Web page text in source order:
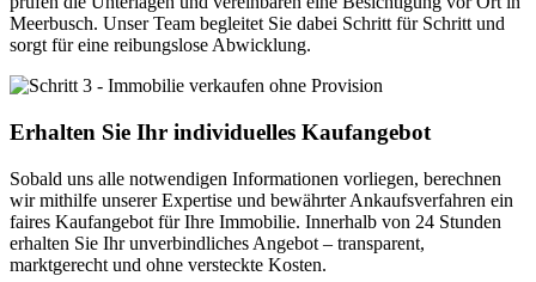
Meerbusch. Unser Team begleitet Sie dabei Schritt für Schritt und
sorgt für eine reibungslose Abwicklung.
Erhalten Sie Ihr individuelles Kaufangebot
Sobald uns alle notwendigen Informationen vorliegen, berechnen
wir mithilfe unserer Expertise und bewährter Ankaufsverfahren ein
faires Kaufangebot für Ihre Immobilie. Innerhalb von 24 Stunden
erhalten Sie Ihr unverbindliches Angebot – transparent,
marktgerecht und ohne versteckte Kosten.